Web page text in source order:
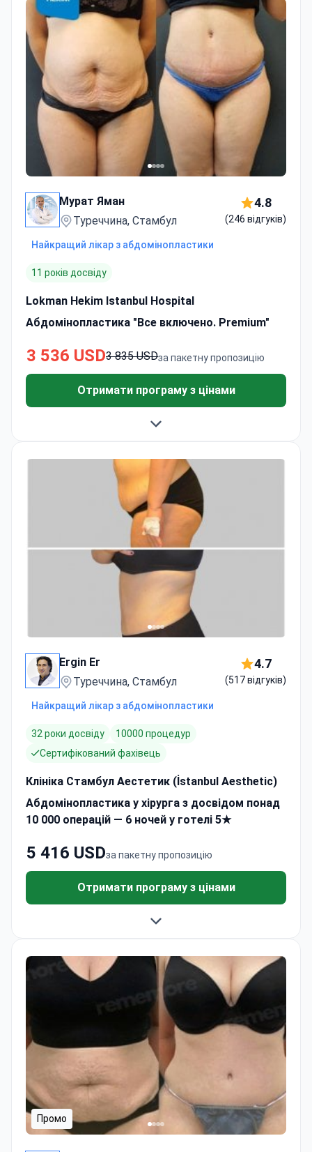
Мурат Яман
Туреччина, Стамбул
4.8
(246 відгуків)
Найкращий лікар з абдомінопластики
11 років досвіду
Lokman Hekim Istanbul Hospital
Абдомінопластика "Все включено. Premium"
за пакетну пропозицію
3 835 USD
3 536 USD
Отримати програму з цінами
Ergin Er
Туреччина, Стамбул
4.7
(517 відгуків)
Найкращий лікар з абдомінопластики
32 роки досвіду
10000 процедур
Сертифікований фахівець
Клініка Стамбул Аестетик (İstanbul Aesthetic)
Абдомінопластика у хірурга з досвідом понад
10 000 операцій — 6 ночей у готелі 5★
за пакетну пропозицію
5 416 USD
Отримати програму з цінами
Промо